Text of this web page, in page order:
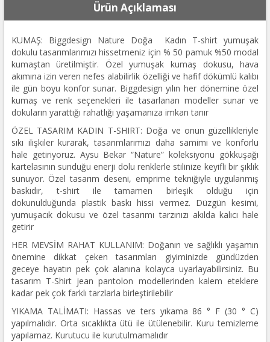
Ürün Açıklaması
KUMAŞ: Biggdesign Nature Doğa Kadın T-shirt yumuşak
dokulu tasarımlarımızı hissetmeniz için % 50 pamuk %50 modal
kumaştan üretilmiştir. Özel yumuşak kumaş dokusu, hava
akımına izin veren nefes alabilirlik özelliği ve hafif dökümlü kalıbı
ile gün boyu konfor sunar. Biggdesign yılın her dönemine özel
kumaş ve renk seçenekleri ile tasarlanan modeller sunar ve
dokuların yarattığı rahatlığı yaşamanıza imkan tanır
ÖZEL TASARIM KADIN T-SHIRT: Doğa ve onun güzellikleriyle
sıkı ilişkiler kurarak, tasarımlarımızı daha samimi ve konforlu
hale getiriyoruz. Aysu Bekar “Nature” koleksiyonu gökkuşağı
kartelasının sunduğu enerji dolu renklerle stilinize keyifli bir şıklık
sunuyor. Özel tasarım deseni, emprime tekniğiyle uygulanmış
baskıdır, t-shirt ile tamamen birleşik olduğu için
dokunulduğunda plastik baskı hissi vermez. Düzgün kesimi,
yumuşacık dokusu ve özel tasarımı tarzınızı akılda kalıcı hale
getirir
HER MEVSİM RAHAT KULLANIM: Doğanın ve sağlıklı yaşamın
önemine dikkat çeken tasarımları giyiminizde gündüzden
geceye hayatın pek çok alanına kolayca uyarlayabilirsiniz. Bu
tasarım T-Shirt jean pantolon modellerinden kalem eteklere
kadar pek çok farklı tarzlarla birleştirilebilir
YIKAMA TALİMATI: Hassas ve ters yıkama 86 ° F (30 ° C)
yapılmalıdır. Orta sıcaklıkta ütü ile ütülenebilir. Kuru temizleme
yapılamaz. Kurutucu ile kurutulmamalıdır